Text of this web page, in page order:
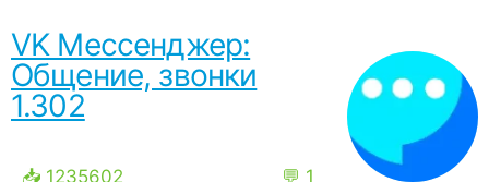
VK Мессенджер:
Общение, звонки
1.302
📥 1235602 💬 1